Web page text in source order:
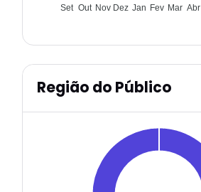
Set Out Nov Dez Jan Fev Mar Abr
Região do Público